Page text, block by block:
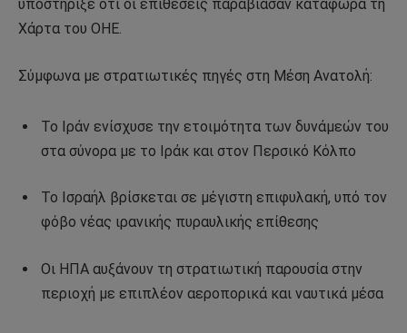
υποστήριξε ότι οι επιθέσεις παραβίασαν κατάφωρα τη
Χάρτα του ΟΗΕ.
Σύμφωνα με στρατιωτικές πηγές στη Μέση Ανατολή:
Το Ιράν ενίσχυσε την ετοιμότητα των δυνάμεών του
στα σύνορα με το Ιράκ και στον Περσικό Κόλπο
Το Ισραήλ βρίσκεται σε μέγιστη επιφυλακή, υπό τον
φόβο νέας ιρανικής πυραυλικής επίθεσης
Οι ΗΠΑ αυξάνουν τη στρατιωτική παρουσία στην
περιοχή με επιπλέον αεροπορικά και ναυτικά μέσα